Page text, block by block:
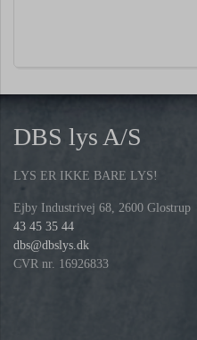
DBS lys A/S
LYS ER IKKE BARE LYS!
Ejby Industrivej 68, 2600 Glostrup
43 45 35 44
dbs@dbslys.dk
CVR nr. 16926833